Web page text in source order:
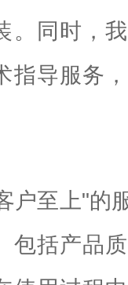
。同时，
指导服务
户至上"的
包括产品